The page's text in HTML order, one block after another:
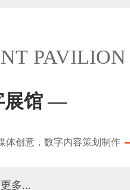
PAVILION
馆 —
体创意，数字内容策划制作
多...